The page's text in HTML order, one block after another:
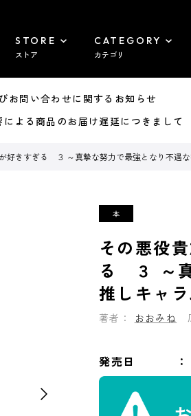
STORE
ストア
CATEGORY
カテゴリ
問い合わせに関するお知らせ
よる商品のお届け遅延につきまして
好きすぎる ３ ～真摯な努力で最強となり不遇
その悪役
る ３ ～
推しキャ
著者： おおみね
発売日